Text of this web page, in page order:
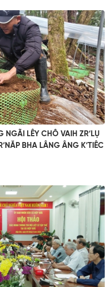
LÊY CHÔ VAIH ZR’LỤ
BHA LÂNG ÂNG K’TIÊC